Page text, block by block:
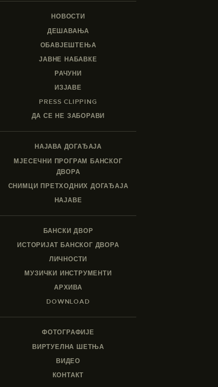
НОВОСТИ
ДЕШАВАЊА
ОБАВЈЕШТЕЊА
ЈАВНЕ НАБАВКЕ
РАЧУНИ
ИЗЈАВЕ
PRESS CLIPPING
ДА СЕ НЕ ЗАБОРАВИ
НАЈАВА ДОГАЂАЈА
МЈЕСЕЧНИ ПРОГРАМ БАНСКОГ
ДВОРА
СНИМЦИ ПРЕТХОДНИХ ДОГАЂАЈА
НАЈАВЕ
БАНСКИ ДВОР
ИСТОРИЈАТ БАНСКОГ ДВОРА
ЛИЧНОСТИ
МУЗИЧКИ ИНСТРУМЕНТИ
АРХИВА
DOWNLOAD
ФОТОГРАФИЈЕ
ВИРТУЕЛНА ШЕТЊА
ВИДЕО
КОНТАКТ